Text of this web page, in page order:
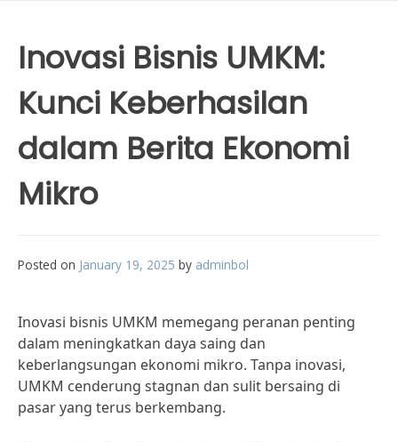
Inovasi Bisnis UMKM:
Kunci Keberhasilan
dalam Berita Ekonomi
Mikro
Posted on January 19, 2025 by adminbol
Inovasi bisnis UMKM memegang peranan penting
dalam meningkatkan daya saing dan
keberlangsungan ekonomi mikro. Tanpa inovasi,
UMKM cenderung stagnan dan sulit bersaing di
pasar yang terus berkembang.